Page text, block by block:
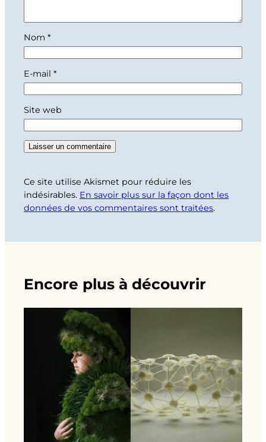
Nom *
E-mail *
Site web
Ce site utilise Akismet pour réduire les
indésirables. En savoir plus sur la façon dont les
données de vos commentaires sont traitées.
Encore plus à découvrir